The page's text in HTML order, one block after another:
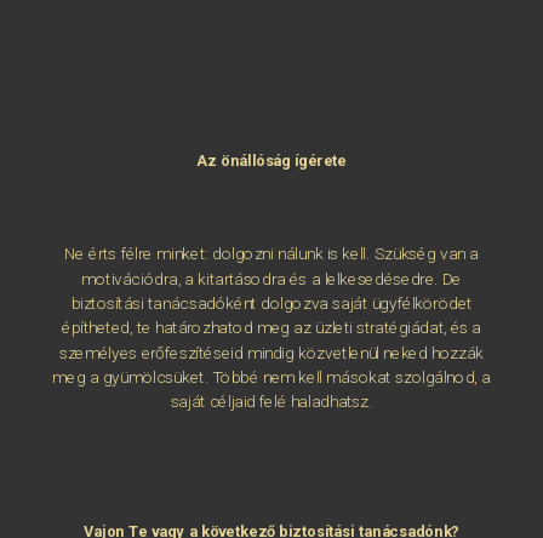
Az önállóság ígérete
Ne érts félre minket: dolgozni nálunk is kell. Szükség van a
motivációdra, a kitartásodra és a lelkesedésedre. De
biztosítási tanácsadóként dolgozva saját ügyfélkörödet
építheted, te határozhatod meg az üzleti stratégiádat, és a
személyes erőfeszítéseid mindig közvetlenül neked hozzák
meg a gyümölcsüket. Többé nem kell másokat szolgálnod, a
saját céljaid felé haladhatsz.
Vajon Te vagy a következő biztosítási tanácsadónk?